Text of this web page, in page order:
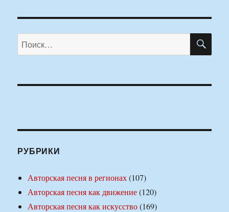
Искать:
РУБРИКИ
Авторская песня в регионах(107)
Авторская песня как движение(120)
Авторская песня как искусство(169)